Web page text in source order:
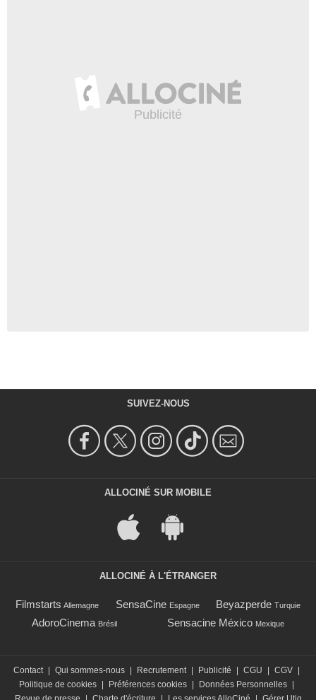
SUIVEZ-NOUS
ALLOCINÉ SUR MOBILE
ALLOCINÉ À L'ÉTRANGER
Filmstarts Allemagne SensaCine Espagne Beyazperde Turquie
AdoroCinema Brésil Sensacine México Mexique
Contact Qui sommes-nous Recrutement Publicité CGU CGV
Politique de cookies
Préférences cookies Données Personnelles